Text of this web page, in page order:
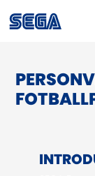
Privacy Policy/